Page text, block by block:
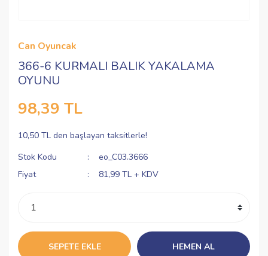
Can Oyuncak
366-6 KURMALI BALIK YAKALAMA
OYUNU
98,39 TL
10,50 TL den başlayan taksitlerle!
Stok Kodu
eo_C03.3666
Fiyat
81,99 TL + KDV
SEPETE EKLE HEMEN AL